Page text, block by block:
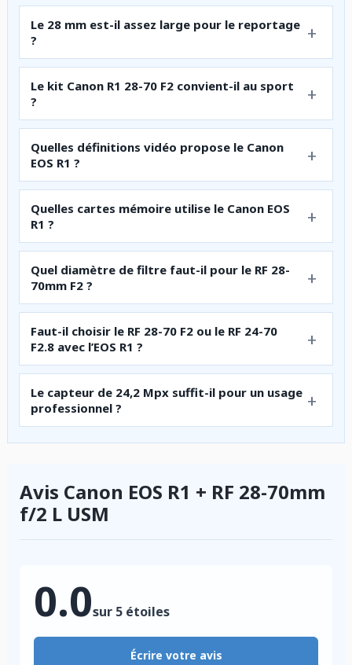
Le 28 mm est-il assez large pour le reportage
?
Le kit Canon R1 28-70 F2 convient-il au sport
?
Quelles définitions vidéo propose le Canon
EOS R1 ?
Quelles cartes mémoire utilise le Canon EOS
R1 ?
Quel diamètre de filtre faut-il pour le RF 28-
70mm F2 ?
Faut-il choisir le RF 28-70 F2 ou le RF 24-70
F2.8 avec l’EOS R1 ?
Le capteur de 24,2 Mpx suffit-il pour un usage
professionnel ?
Avis Canon EOS R1 + RF 28-70mm
f/2 L USM
0.0sur 5 étoiles
Écrire votre avis